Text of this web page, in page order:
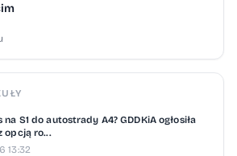
na S1 do autostrady A4? GDDKiA ogłosiła
opcją ro...
13:32